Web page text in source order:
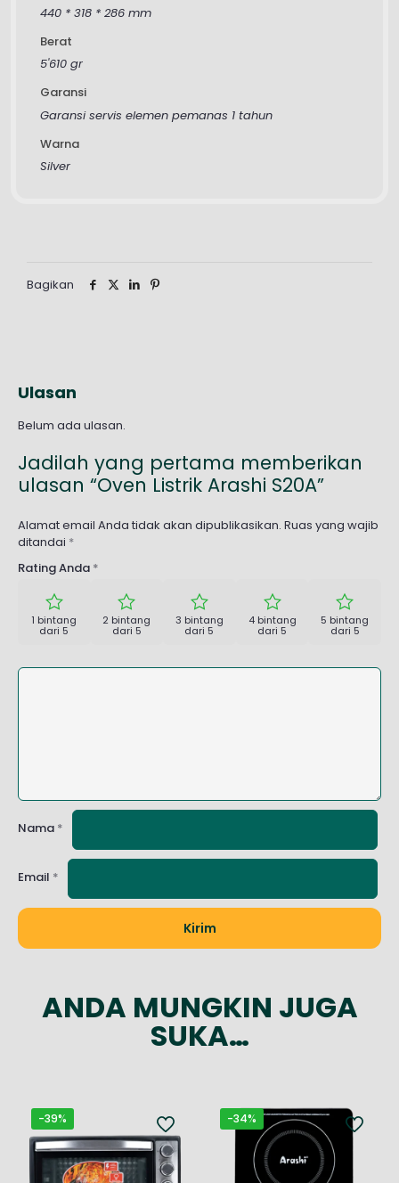
440 * 318 * 286 mm
Berat
5'610 gr
Garansi
Garansi servis elemen pemanas 1 tahun
Warna
Silver
Bagikan
Ulasan
Belum ada ulasan.
Jadilah yang pertama memberikan
ulasan “Oven Listrik Arashi S20A”
Alamat email Anda tidak akan dipublikasikan. Ruas yang wajib
ditandai *
Rating Anda *
1 bintang
dari 5
2 bintang
dari 5
3 bintang
dari 5
4 bintang
dari 5
5 bintang
dari 5
Nama *
Email *
ANDA MUNGKIN JUGA
SUKA…
-39% -34%